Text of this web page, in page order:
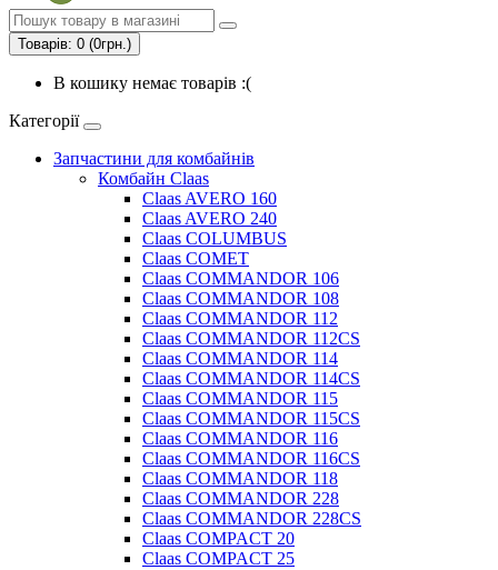
Товарів: 0 (0грн.)
В кошику немає товарів :(
Категорії
Запчастини для комбайнів
Комбайн Claas
Claas AVERO 160
Claas AVERO 240
Claas COLUMBUS
Claas COMET
Claas COMMANDOR 106
Claas COMMANDOR 108
Claas COMMANDOR 112
Claas COMMANDOR 112CS
Claas COMMANDOR 114
Claas COMMANDOR 114CS
Claas COMMANDOR 115
Claas COMMANDOR 115CS
Claas COMMANDOR 116
Claas COMMANDOR 116CS
Claas COMMANDOR 118
Claas COMMANDOR 228
Claas COMMANDOR 228CS
Claas COMPACT 20
Claas COMPACT 25